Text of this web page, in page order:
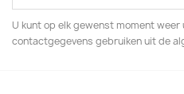
U kunt op elk gewenst moment
contactgegevens gebruiken uit de